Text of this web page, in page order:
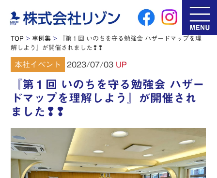
TOP > 事例集 > 『第１回 いのちを守る勉強会 ハザードマップを理
解しよう』が開催されました❢❢
本社イベント 2023/07/03 UP
『第１回 いのちを守る勉強会 ハザー
ドマップを理解しよう』が開催され
ました❢❢